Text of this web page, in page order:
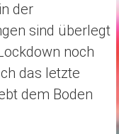
der
sind überlegt
noch
das letzte
dem Boden